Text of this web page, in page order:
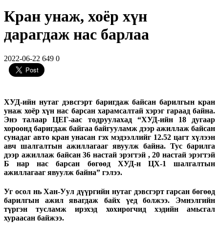
Кран унаж, хоёр хүн
дарагдаж нас барлаа
2022-06-22 649 0
ХУД-ийн нутаг дэвсгэрт баригдаж байсан барилгын кран
унаж хоёр хүн нас барсан харамсалтай хэрэг гараад байна.
Энэ талаар ЦЕГ-аас тодруулахад “ХУД-ийн 18 дугаар
хороонд баригдаж байгаа байгууламж дээр ажиллаж байсан
сунадаг авто кран унасан гэх мэдээллийг 12.52 цагт хүлээн
авч шалгалтын ажиллагааг явуулж байна. Тус барилга
дээр ажиллаж байсан 36 настай эрэгтэй , 20 настай эрэгтэй
Б нар нас барсан бөгөөд ХУД-н ЦХ-1 шалгалтын
ажиллагааг явуулж байна” гэлээ.
Уг осол нь Хан-Уул дүүргийн нутаг дэвсгэрт гарсан бөгөөд
барилгын ажил явагдаж байх үед болжээ. Эмнэлгийн
түргэн тусламж ирэхэд хохирогчид хэдийн амьсгал
хураасан байжээ.